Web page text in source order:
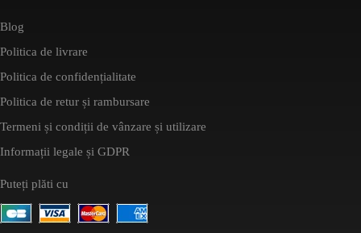
Blog
Politica de livrare
Politica de confidențialitate
Politica de retur și rambursare
Termeni și condiții de vânzare și utilizare
Informații legale și GDPR
Puteți plăti cu